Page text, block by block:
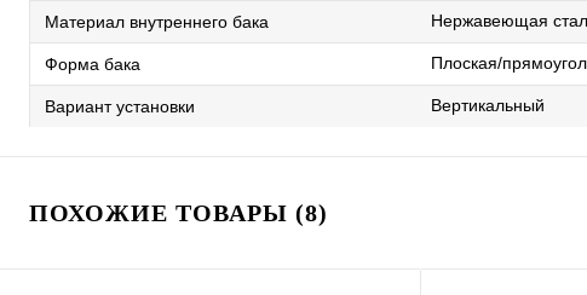
Материал внутреннего бака Нержавеющая
Форма бака Плоская/
Вариант установки Вертикальный
ПОХОЖИЕ ТОВАРЫ (8)